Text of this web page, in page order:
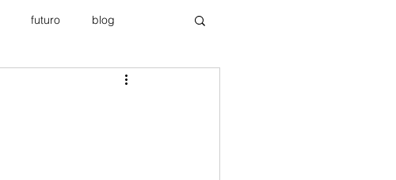
futuro blog
Publicidad